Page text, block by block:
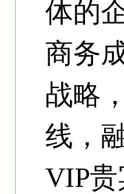
体的
商务
战略
线，
VIP